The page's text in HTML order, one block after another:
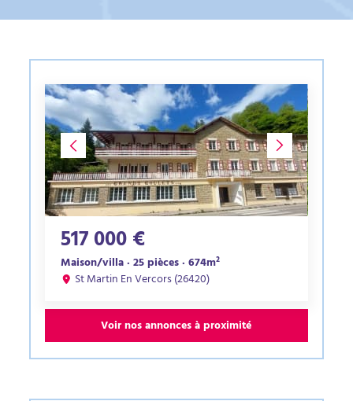
517 000 €
Maison/villa · 25 pièces · 674m²
St Martin En Vercors (26420)
Voir nos annonces à proximité